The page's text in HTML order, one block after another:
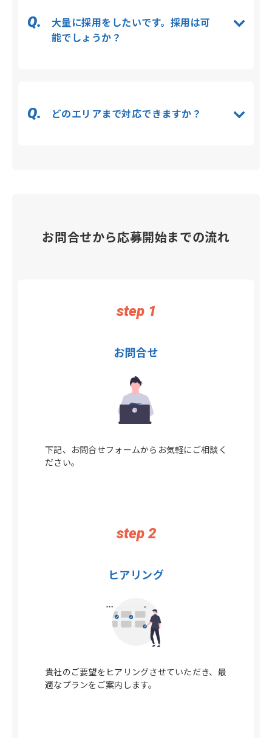
大量に採用をしたいです。採用は可
能でしょうか？
どのエリアまで対応できますか？
お問合せから応募開始までの流れ
step 1
お問合せ
下記、お問合せフォームからお気軽にご相談く
ださい。
step 2
ヒアリング
貴社のご要望をヒアリングさせていただき、最
適なプランをご案内します。